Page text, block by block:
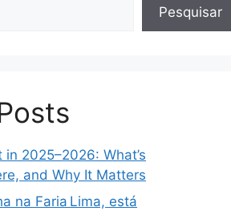
Pesquisar
in 2025–2026: What’s
and Why It Matters
na Faria Lima, está